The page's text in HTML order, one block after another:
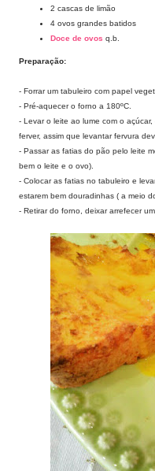
2 cascas de limão
4 ovos grandes batidos
Doce de ovos q.b.
Preparação:
- Forrar um tabuleiro com papel
- Pré-aquecer o forno a 180ºC.
- Levar o leite ao lume com o
ferver, assim que levantar fervura
- Passar as fatias do pão pelo leite
bem o leite e o ovo).
- Colocar as fatias no tabuleiro e
estarem bem douradinhas ( a meio
- Retirar do forno, deixar arrefecer